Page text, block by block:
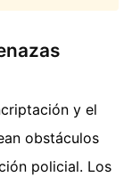
y el
obstáculos
policial. Los